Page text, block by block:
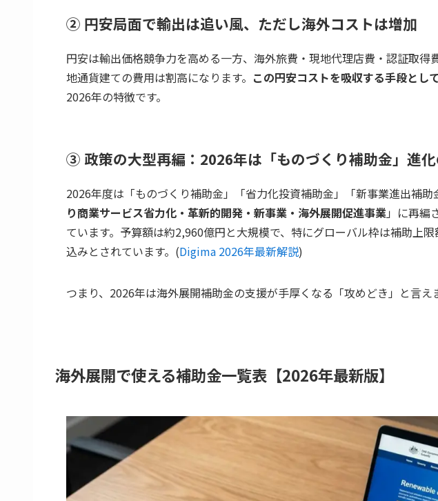
② 円安局面で輸出は追い風、ただし海外コストは増加
円安は輸出価格競争力を高める一方、海外旅費・現地代理店費・認証取得
地通貨建ての費用は割高になります。 この円安コストを吸収する手段とし
2026年の特徴です。
③ 政策の大型再編：2026年は「ものづくり補助金」進
2026年度は「ものづくり補助金」「省力化投資補助金」「新事業進出補
り商業サービス省力化・革新的開発・新事業・海外展開促進事業」に再編
ています。予算額は約2,960億円と大規模で、特にグローバル枠は補助上
込みとされています。(Digima 2026年最新解説)
つまり、2026年は海外展開補助金の支援が手厚くなる「攻めどき」と言え
海外展開で使える補助金一覧表【2026年最新版】